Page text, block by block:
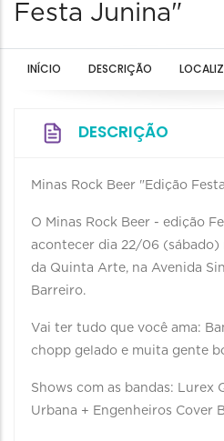
Festa Junina"
INÍCIO DESCRIÇÃO
DESCRIÇÃO
Minas Rock Beer "Edição
O Minas Rock Beer - edição
acontecer dia 22/06 (sábado)
da Quinta Arte, na Avenida
Barreiro.
Vai ter tudo que você ama:
chopp gelado e muita gente
Shows com as bandas: Lurex
Urbana + Engenheiros Cover